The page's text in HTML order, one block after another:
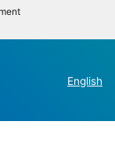
English